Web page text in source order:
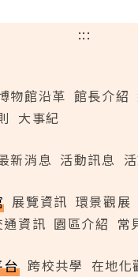
:::
物館沿革 館長介紹
大事紀
新消息 活動訊息
展覽資訊 環景觀展
通資訊 園區介紹 常
台 跨校共學 在地化